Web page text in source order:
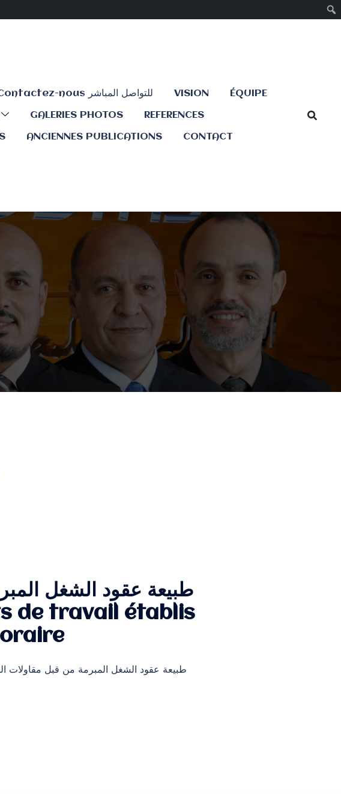
Contactez-nous للتواصل المباشر VISION ÉQUIPE
GALERIES PHOTOS REFERENCES
ANCIENNES PUBLICATIONS CONTACT
طبيعة عقود الشغل
de travail établis